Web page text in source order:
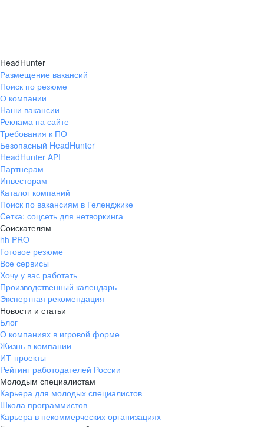
HeadHunter
Размещение вакансий
Поиск по резюме
О компании
Наши вакансии
Реклама на сайте
Требования к ПО
Безопасный HeadHunter
HeadHunter API
Партнерам
Инвесторам
Каталог компаний
Поиск по вакансиям в Геленджике
Сетка: соцсеть для нетворкинга
Соискателям
hh PRO
Готовое резюме
Все сервисы
Хочу у вас работать
Производственный календарь
Экспертная рекомендация
Новости и статьи
Блог
О компаниях в игровой форме
Жизнь в компании
ИТ-проекты
Рейтинг работодателей России
Молодым специалистам
Карьера для молодых специалистов
Школа программистов
Карьера в некоммерческих организациях